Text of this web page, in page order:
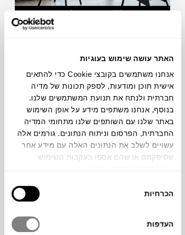
האתר עושה שימוש בעוגיות
אנחנו משתמשים בקובצי Cookie כדי להתאים
אישית תוכן ומודעות, לספק תכונות של מדיה
חברתית ולנתח את תנועת המשתמשים שלנו.
בנוסף, אנחנו משתפים מידע על אופן השימוש
באתר שלנו עם השותפים שלנו מתחומי המדיה
החברתית, הפרסום וניתוח הנתונים. גורמים אלה
עשויים לשלב את הנתונים האלה עם מידע אחר
שסיפקתם או שהם אספו בעקבות השימוש
הסכמה
הכרחיות
העדפות
כורסאת UTCHIWA בעיצובם של
פונקציונאליות, פשטות, אלגנטיות, צבעונית נעימה
לעין, שימוש בחומרים טבעיים ומאידך גישה תעשייתית
מודרנית הם כמה מהערכים המנחים את העיצוב של
HAY. אלו הם גם הערכים הבסיסיים של מה שאנחנו
רגילים למצוא בעיצוב סקנדינבי. אבל, התוצאה, במקרה
של HAY, גדולה מסך המרכיבים הללו. “אני מאד אוהבת
את השילוב של זול ויקר, אופנתי ולא אופנתי, וינטג’
HAYׁׁׁׁׁׁׁׁׁׁׁׁׂׂׂׂׂׂׂׂׂׂׂׂׂׂׂׂׂׂ) באחד מהראיונות שנערכו איתה בעבר. כשמוטו
המותג הוא: ONE WORLD, ONE PHILOSOPHY,
גלובאלי שמייצר מכנה משותף בזכות יצירתיות פורצת